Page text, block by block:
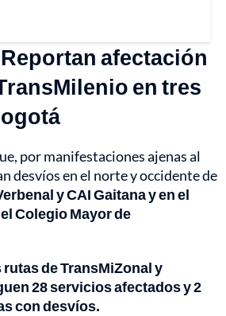
Reportan afectación
en tres
por manifestaciones ajenas al
desvíos en el norte y occidente de
y CAI Gaitana y en el
Colegio Mayor de
de TransMiZonal y
28 servicios afectados y 2
con desvíos.